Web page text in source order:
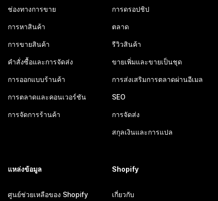
ช่องทางการขาย
การหาสินค้า
การขายสินค้า
คำสั่งซื้อและการจัดส่ง
การออกแบบร้านค้า
การตลาดและคอนเวอร์ชัน
การจัดการร้านค้า
การดรอปชิป
ตลาด
รีวิวสินค้า
ขายเพิ่มและขายเป็นชุด
การส่งเสริมการตลาดผ่านอีเมล
SEO
การจัดส่ง
สกุลเงินและการแปล
แหล่งข้อมูล
ศูนย์ช่วยเหลือของ Shopify
Shopify
เกี่ยวกับ